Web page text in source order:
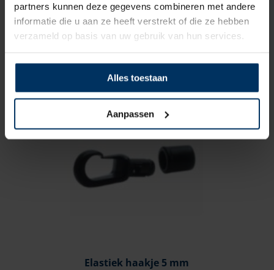
partners kunnen deze gegevens combineren met andere
informatie die u aan ze heeft verstrekt of die ze hebben
verzameld op basis van uw gebruik van hun services.
Alles toestaan
Aanpassen
Elastiek 8 mm, wit/blauw
Merk: Allpa
Artikelnummer: AL1008/T
Elastiek haakje 5 mm